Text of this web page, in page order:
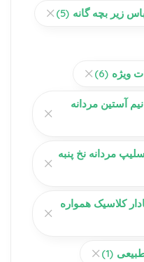
زیر بچه گانه (5)
ویژه (6)
آستین مردانه
مردانه نخ پنبه
کلاسیک همواره
(1)